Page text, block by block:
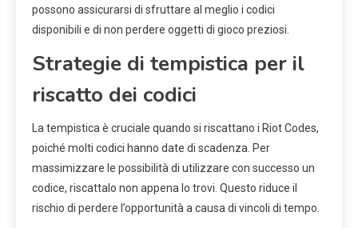
possono assicurarsi di sfruttare al meglio i codici
disponibili e di non perdere oggetti di gioco preziosi.
Strategie di tempistica per il
riscatto dei codici
La tempistica è cruciale quando si riscattano i Riot Codes,
poiché molti codici hanno date di scadenza. Per
massimizzare le possibilità di utilizzare con successo un
codice, riscattalo non appena lo trovi. Questo riduce il
rischio di perdere l’opportunità a causa di vincoli di tempo.